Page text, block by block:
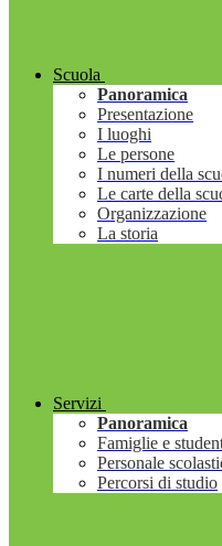
Scuola
Panoramica
Presentazione
I luoghi
Le persone
I numeri della
Le carte della
Organizzazione
La storia
Servizi
Panoramica
Famiglie e
Personale
Percorsi di studio